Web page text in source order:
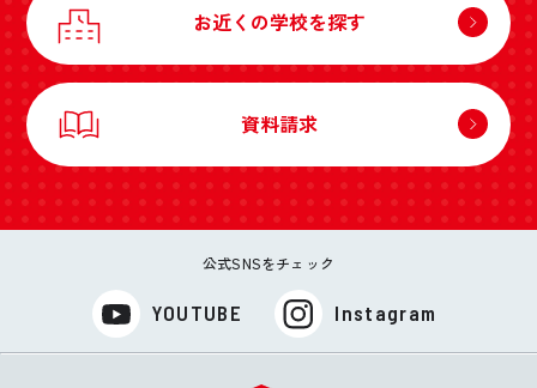
お近くの学校を探す
資料請求
公式SNSをチェック
YOUTUBE Instagram